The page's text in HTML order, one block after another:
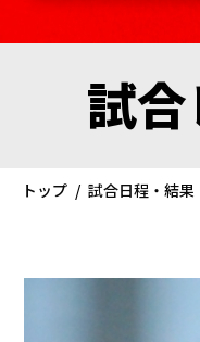
試
トップ 試合日程・結果